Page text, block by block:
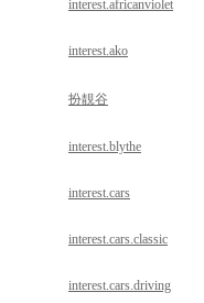
interest.africanviolet
interest.ako
扮靚谷
interest.blythe
interest.cars
interest.cars.classic
interest.cars.driving